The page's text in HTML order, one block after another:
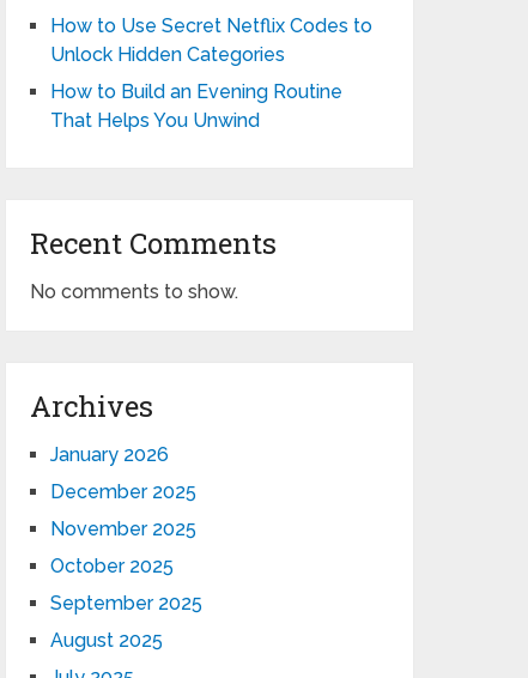
How to Use Secret Netflix Codes to
Unlock Hidden Categories
How to Build an Evening Routine
That Helps You Unwind
Recent Comments
No comments to show.
Archives
January 2026
December 2025
November 2025
October 2025
September 2025
August 2025